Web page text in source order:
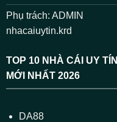
Phụ trách: ADMIN
nhacaiuytin.krd
TOP 10 NHÀ CÁI UY TÍN
MỚI NHẤT 2026
DA88